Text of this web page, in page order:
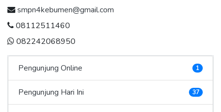
smpn4kebumen@gmail.com
08112511460
082242068950
Pengunjung Online 1
Pengunjung Hari Ini 37